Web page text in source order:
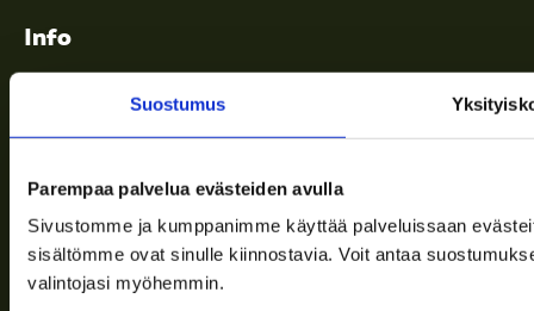
Suostumus
Parempaa palvelua evästeiden avulla
Sivustomme ja kumppanimme käyttää palveluissaan
sisältömme ovat sinulle kiinnostavia. Voit antaa
valintojasi myöhemmin.
Info
Toimitusehdot
Ajankohtaista
Yritys
Tuki